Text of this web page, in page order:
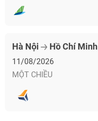
Hà Nội Hồ Chí Minh
11/08/2026
MỘT CHIỀU